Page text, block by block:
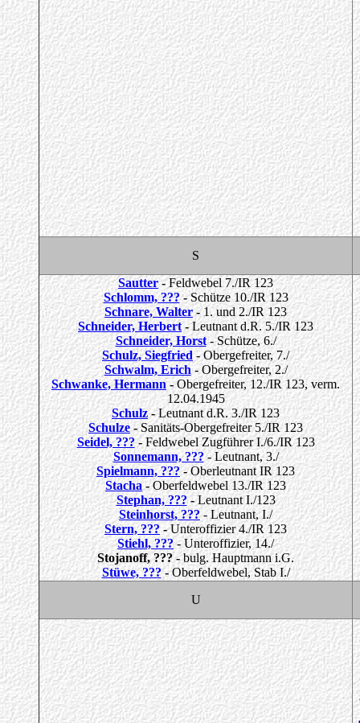
S
Sautter -Feldwebel 7./IR 123
Schlomm, ???-Schütze 10./IR 123
Schnare, Walter-1. und 2./IR 123
Schneider, Herbert-Leutnant d.R. 5./IR 123
Schneider, Horst- Schütze, 6./
Schulz, Siegfried - Obergefreiter, 7./
Schwalm, Erich- Obergefreiter, 2./
Schwanke, Hermann -Obergefreiter, 12./IR 123, verm.
12.04.1945
Schulz-Leutnant d.R. 3./IR 123
Schulze -Sanitäts-Obergefreiter 5./IR 123
Seidel, ???- Feldwebel Zugführer I./6./IR 123
Sonnemann, ??? - Leutnant, 3./
Spielmann, ???-Oberleutnant IR 123
Stacha-Oberfeldwebel 13./IR 123
Stephan, ???-Leutnant I./123
Steinhorst, ???- Leutnant, I./
Stern, ??? -Unteroffizier 4./IR 123
Stiehl, ???- Unteroffizier, 14./
Stojanoff, ??? -bulg. Hauptmann i.G.
Stüwe, ???-Oberfeldwebel, Stab I./
U